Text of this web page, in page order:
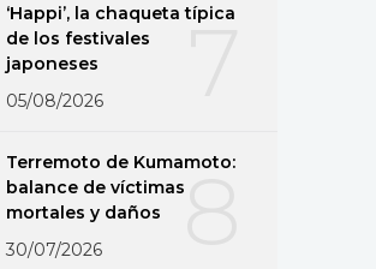
7
‘Happi’, la chaqueta típica
de los festivales
japoneses
05/08/2026
8
Terremoto de Kumamoto:
balance de víctimas
mortales y daños
30/07/2026